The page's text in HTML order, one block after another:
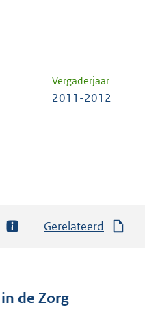
Vergaderjaar
2011-2012
Gerelateerd
de Zorg